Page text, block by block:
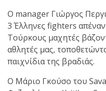
Reyson Gracie Red Belt 9th
Degree, σε σεμινάριο BJJ
για λίγους, στο Fight Club
Galatsi..!
Ο manager Γιώργος
3 Έλληνες fighters
Τούρκους μαχητές
αθλητές μας,
παιχνίδια της βραδιάς.
Ο Μάριο Γκούσο του